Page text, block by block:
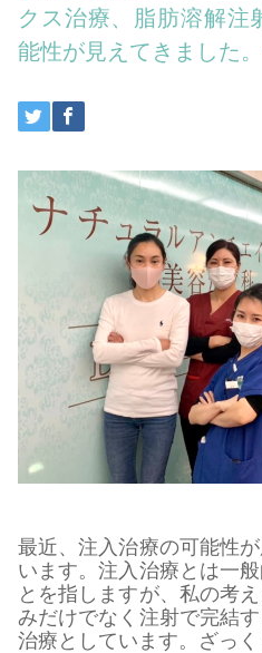
クス治療、脂肪溶解注
能性が見えてきました
最近、注入治療の可能性
います。注入治療とは一
とを指しますが、私の考
みだけでなく注射で完結
治療としています。ざっく